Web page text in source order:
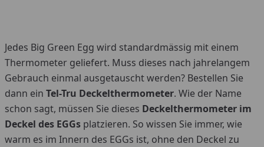
Jedes Big Green Egg wird standardmässig mit einem
Thermometer geliefert. Muss dieses nach jahrelangem
Gebrauch einmal ausgetauscht werden? Bestellen Sie
dann ein Tel-Tru Deckelthermometer. Wie der Name
schon sagt, müssen Sie dieses Deckelthermometer im
Deckel des EGGs platzieren. So wissen Sie immer, wie
warm es im Innern des EGGs ist, ohne den Deckel zu